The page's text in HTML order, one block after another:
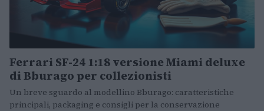
Ferrari SF-24 1:18 versione Miami deluxe
di Bburago per collezionisti
Un breve sguardo al modellino Bburago: caratteristiche
principali, packaging e consigli per la conservazione